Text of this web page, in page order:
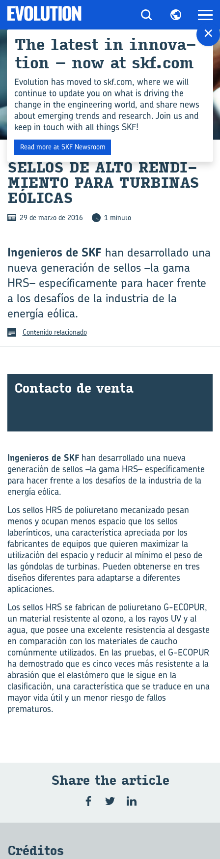
NOTICIAS
SE­LLOS DE ALTO REN­DI­
MIEN­TO PARA TUR­BI­NAS
EÓ­LI­CAS
29 de marzo de 2016 1 minuto
Ingenieros de SKF han desarrollado una
nueva generación de sellos –la gama
HRS– específicamente para hacer frente
a los desafíos de la industria de la
energía eólica.
Contenido relacionado
Con­tac­to de venta
Ingenieros de SKF han desarrollado una nueva
generación de sellos –la gama HRS– específicamente
para hacer frente a los desafíos de la industria de la
energía eólica.
Los sellos HRS de poliuretano mecanizado pesan
menos y ocupan menos espacio que los sellos
laberínticos, una característica apreciada por los
fabricantes de equipos que quieren maximizar la
utilización del espacio y reducir al mínimo el peso de
las góndolas de turbinas. Pueden obtenerse en tres
diseños diferentes para adaptarse a diferentes
aplicaciones.
Los sellos HRS se fabrican de poliuretano G-ECOPUR,
un material resistente al ozono, a los rayos UV y al
agua, que posee una excelente resistencia al desgaste
en comparación con los materiales de caucho
comúnmente utilizados. En las pruebas, el G-ECOPUR
ha demostrado que es cinco veces más resistente a la
abrasión que el elastómero que le sigue en la
clasificación, una característica que se traduce en una
mayor vida útil y un menor riesgo de fallos
prematuros.
Share the ar­ti­cle
Cré­di­tos
×
The la­test in in­no­va­
tion – now at skf.com
Evolution has moved to skf.com, where we will
continue to update you on what is driving the
change in the engineering world, and share news
about emerging trends and research. Join us and
keep in touch with all things SKF!
Read more at SKF Newsroom